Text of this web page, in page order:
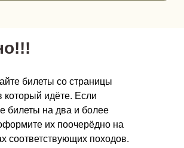
билеты со страницы
который идёте. Если
билеты на два и более
их поочерёдно на
соответствующих походов.
подробнее
в ноябре 2026.